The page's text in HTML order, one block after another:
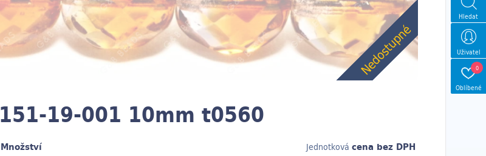
Nedostupné
151-19-001 10mm t0560
Množství Jednotková cena bez DPH
Hledat
Uživatel
0
Oblíbené